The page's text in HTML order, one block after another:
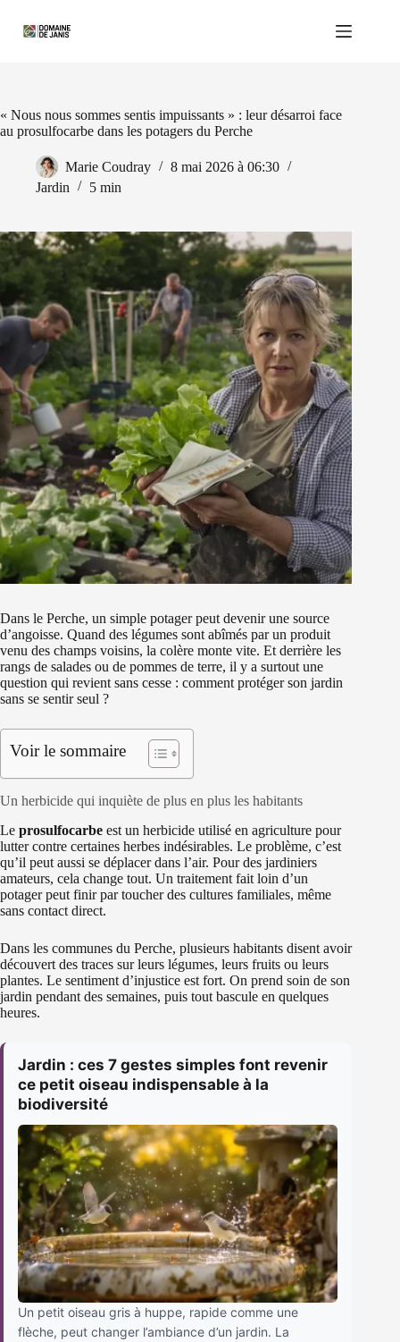
contenu
« Nous nous sommes sentis impuissants » : leur désarroi face
au prosulfocarbe dans les potagers du Perche
Marie Coudray
8 mai 2026 à 06:30
Jardin
5 min
Dans le Perche, un simple potager peut devenir une source
d’angoisse. Quand des légumes sont abîmés par un produit
venu des champs voisins, la colère monte vite. Et derrière les
rangs de salades ou de pommes de terre, il y a surtout une
question qui revient sans cesse : comment protéger son jardin
sans se sentir seul ?
Voir le sommaire
Un herbicide qui inquiète de plus en plus les habitants
Le prosulfocarbe est un herbicide utilisé en agriculture pour
lutter contre certaines herbes indésirables. Le problème, c’est
qu’il peut aussi se déplacer dans l’air. Pour des jardiniers
amateurs, cela change tout. Un traitement fait loin d’un
potager peut finir par toucher des cultures familiales, même
sans contact direct.
Dans les communes du Perche, plusieurs habitants disent avoir
découvert des traces sur leurs légumes, leurs fruits ou leurs
plantes. Le sentiment d’injustice est fort. On prend soin de son
jardin pendant des semaines, puis tout bascule en quelques
heures.
Jardin : ces 7 gestes simples font revenir
ce petit oiseau indispensable à la
biodiversité
Un petit oiseau gris à huppe, rapide comme une
flèche, peut changer l’ambiance d’un jardin. La